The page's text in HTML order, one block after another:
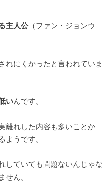
主人公（ファン・ジョンウ
れにくかったと言われていま
いんです。
離れした内容も多いことか
ようです。
していても問題ないんじゃな
せん。